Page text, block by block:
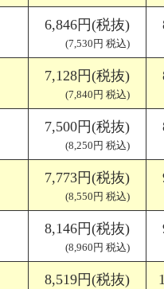
6,846円(税抜)
(7,530円 税込)
7,128円(税抜)
(7,840円 税込)
7,500円(税抜)
(8,250円 税込)
7,773円(税抜)
(8,550円 税込)
8,146円(税抜)
(8,960円 税込)
8,519円(税抜)